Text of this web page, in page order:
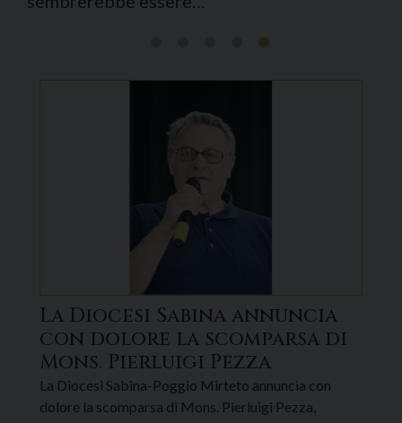
La Diocesi Sabina annuncia
con dolore la scomparsa di
Mons. Pierluigi Pezza
La Diocesi Sabina-Poggio Mirteto annuncia con
dolore la scomparsa di Mons. Pierluigi Pezza,